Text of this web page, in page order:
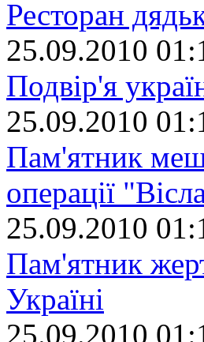
Ресторан
25.09.2010
Подвір'я
25.09.2010
Пам'ятник
операції
25.09.2010
Пам'ятник
Україні
25.09.2010